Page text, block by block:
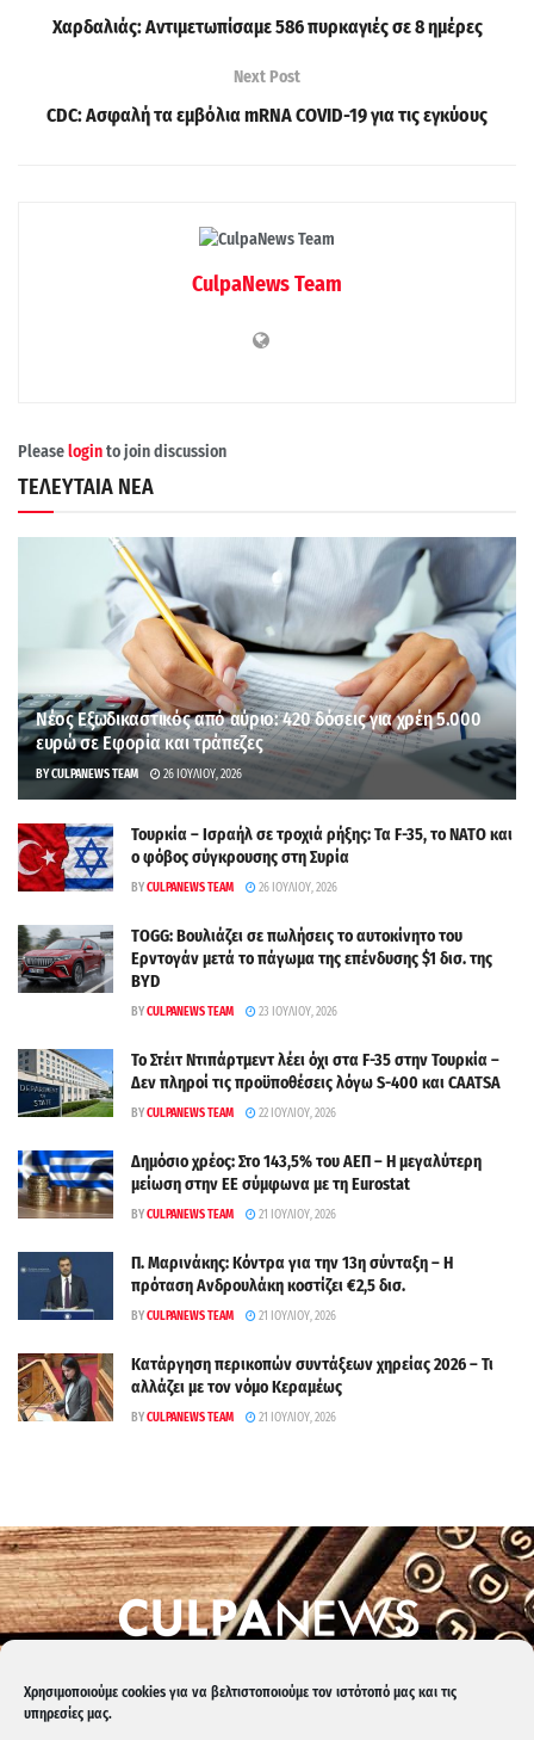
Χρησιμοποιούμε cookies για να βελτιστοποιούμε τον ιστότοπό μας και τις
υπηρεσίες μας.
Χαρδαλιάς: Αντιμετωπίσαμε 586 πυρκαγιές σε 8 ημέρες
Next Post
CDC: Ασφαλή τα εμβόλια mRNA COVID-19 για τις εγκύους
CulpaNews Team
Pleaseloginto join discussion
ΤΕΛΕΥΤΑΙΑ ΝΕΑ
Νέος Εξωδικαστικός από αύριο: 420 δόσεις για χρέη 5.000
ευρώ σε Εφορία και τράπεζες
BYCULPANEWS TEAM 26 ΙΟΥΛΊΟΥ, 2026
Τουρκία – Ισραήλ σε τροχιά ρήξης: Τα F-35, το ΝΑΤΟ και
ο φόβος σύγκρουσης στη Συρία
BYCULPANEWS TEAM 26 ΙΟΥΛΊΟΥ, 2026
TOGG: Βουλιάζει σε πωλήσεις το αυτοκίνητο του
Ερντογάν μετά το πάγωμα της επένδυσης $1 δισ. της
BYD
BYCULPANEWS TEAM 23 ΙΟΥΛΊΟΥ, 2026
Το Στέιτ Ντιπάρτμεντ λέει όχι στα F-35 στην Τουρκία –
Δεν πληροί τις προϋποθέσεις λόγω S-400 και CAATSA
BYCULPANEWS TEAM 22 ΙΟΥΛΊΟΥ, 2026
Δημόσιο χρέος: Στο 143,5% του ΑΕΠ – Η μεγαλύτερη
μείωση στην ΕΕ σύμφωνα με τη Eurostat
BYCULPANEWS TEAM 21 ΙΟΥΛΊΟΥ, 2026
Π. Μαρινάκης: Κόντρα για την 13η σύνταξη – Η
πρόταση Ανδρουλάκη κοστίζει €2,5 δισ.
BYCULPANEWS TEAM 21 ΙΟΥΛΊΟΥ, 2026
Κατάργηση περικοπών συντάξεων χηρείας 2026 – Τι
αλλάζει με τον νόμο Κεραμέως
BYCULPANEWS TEAM 21 ΙΟΥΛΊΟΥ, 2026
Culpa Finance & Media